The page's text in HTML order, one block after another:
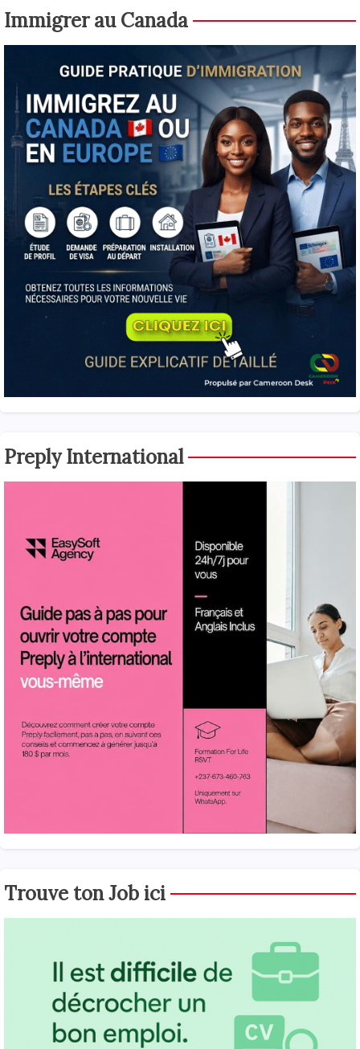
Immigrer au Canada
Preply International
Trouve ton Job ici